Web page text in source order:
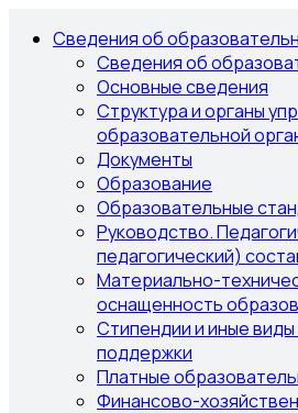
Сведения об
Сведения об
Основные сведения
Структура и органы
образовательной
Документы
Образование
Образовательные
Руководство.
педагогический)
Материально-
оснащенность
Стипендии и иные
поддержки
Платные
Финансово-